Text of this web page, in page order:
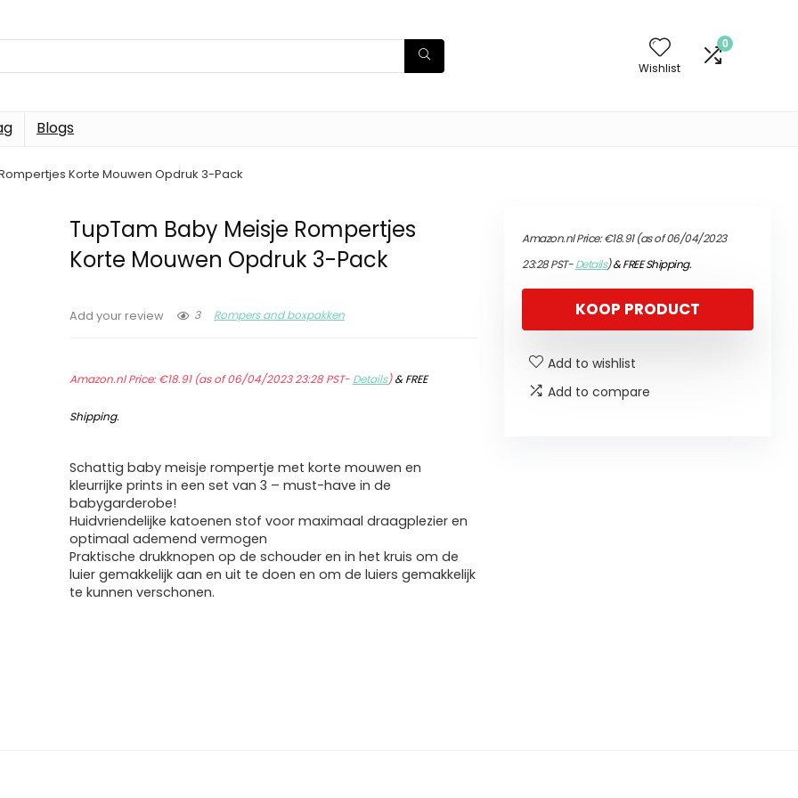
Wishlist
0
Blogs
Korte Mouwen Opdruk 3-Pack
TupTam Baby Meisje Rompertjes
Korte Mouwen Opdruk 3-Pack
Add your review 3 Rompers and boxpakken
Amazon.nl Price:€18.91(as of 06/04/2023 23:28 PST- Details)&FREE
Shipping.
Schattig baby meisje rompertje met korte mouwen en
kleurrijke prints in een set van 3 – must-have in de
babygarderobe!
Huidvriendelijke katoenen stof voor maximaal draagplezier en
optimaal ademend vermogen
Praktische drukknopen op de schouder en in het kruis om de
luier gemakkelijk aan en uit te doen en om de luiers gemakkelijk
te kunnen verschonen.
Amazon.nl Price:€18.91(as of 06/04/2023
23:28 PST-Details)&FREE Shipping.
KOOP PRODUCT
Add to wishlist
Add to compare